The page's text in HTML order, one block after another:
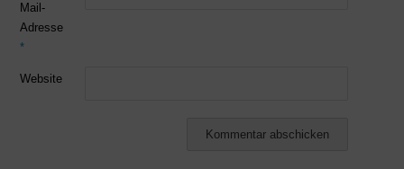
Mail-
Adresse
*
Website